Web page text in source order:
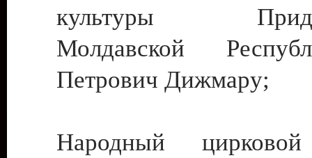
культуры
Молдавской
Петрович Дижмару;
Народный цирковой